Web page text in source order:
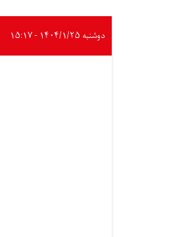
دوشنبه ۱۴۰۴/۱/۲۵ - ۱۵:۱۷